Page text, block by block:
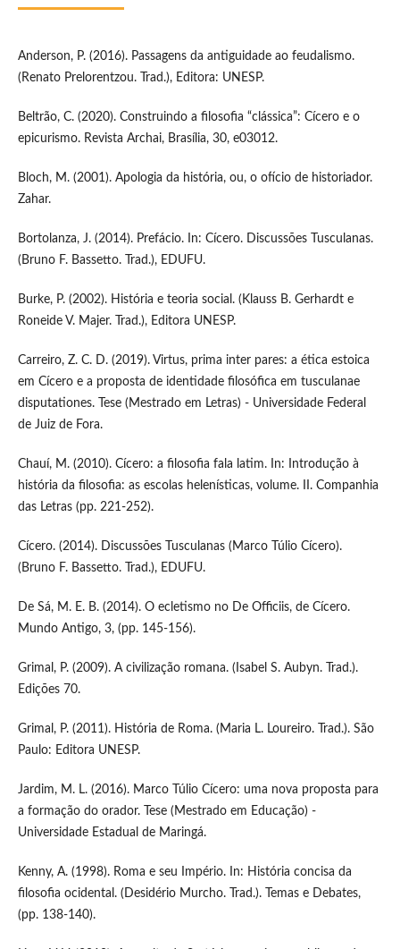
Anderson, P. (2016). Passagens da antiguidade ao feudalismo.
(Renato Prelorentzou. Trad.), Editora: UNESP.
Beltrão, C. (2020). Construindo a filosofia “clássica”: Cícero e o
epicurismo. Revista Archai, Brasília, 30, e03012.
Bloch, M. (2001). Apologia da história, ou, o ofício de historiador.
Zahar.
Bortolanza, J. (2014). Prefácio. In: Cícero. Discussões Tusculanas.
(Bruno F. Bassetto. Trad.), EDUFU.
Burke, P. (2002). História e teoria social. (Klauss B. Gerhardt e
Roneide V. Majer. Trad.), Editora UNESP.
Carreiro, Z. C. D. (2019). Virtus, prima inter pares: a ética estoica
em Cícero e a proposta de identidade filosófica em tusculanae
disputationes. Tese (Mestrado em Letras) - Universidade Federal
de Juiz de Fora.
Chauí, M. (2010). Cícero: a filosofia fala latim. In: Introdução à
história da filosofia: as escolas helenísticas, volume. II. Companhia
das Letras (pp. 221-252).
Cícero. (2014). Discussões Tusculanas (Marco Túlio Cícero).
(Bruno F. Bassetto. Trad.), EDUFU.
De Sá, M. E. B. (2014). O ecletismo no De Officiis, de Cícero.
Mundo Antigo, 3, (pp. 145-156).
Grimal, P. (2009). A civilização romana. (Isabel S. Aubyn. Trad.).
Edições 70.
Grimal, P. (2011). História de Roma. (Maria L. Loureiro. Trad.). São
Paulo: Editora UNESP.
Jardim, M. L. (2016). Marco Túlio Cícero: uma nova proposta para
a formação do orador. Tese (Mestrado em Educação) -
Universidade Estadual de Maringá.
Kenny, A. (1998). Roma e seu Império. In: História concisa da
filosofia ocidental. (Desidério Murcho. Trad.). Temas e Debates,
(pp. 138-140).